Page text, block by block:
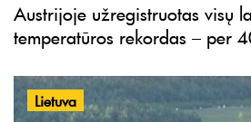
Austrijoje užregistruotas visų
temperatūros rekordas – per
Lietuva